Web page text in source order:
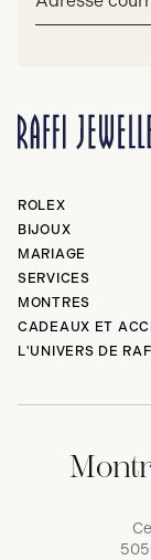
courriel*
ROLEX
BIJOUX
MARIAGE
SERVICES
MONTRES
CADEAUX ET
L'UNIVERS DE